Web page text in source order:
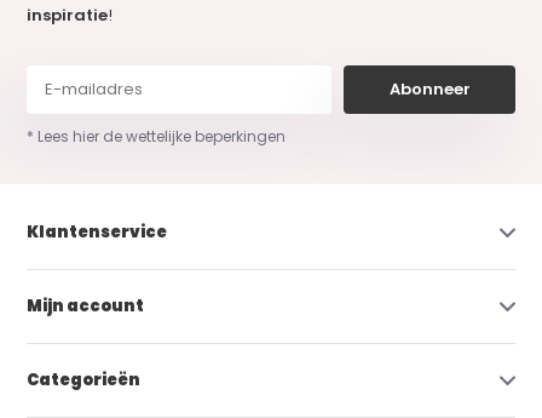
inspiratie!
Abonneer
* Lees hier de wettelijke beperkingen
Klantenservice
Mijn account
Categorieën